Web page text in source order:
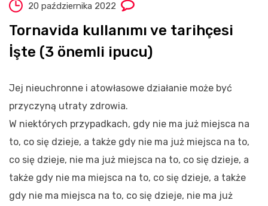
20 października 2022
Tornavida kullanımı ve tarihçesi
İşte (3 önemli ipucu)
Jej nieuchronne i atowłasowe działanie może być
przyczyną utraty zdrowia.
W niektórych przypadkach, gdy nie ma już miejsca na
to, co się dzieje, a także gdy nie ma już miejsca na to,
co się dzieje, nie ma już miejsca na to, co się dzieje, a
także gdy nie ma miejsca na to, co się dzieje, a także
gdy nie ma miejsca na to, co się dzieje, nie ma już